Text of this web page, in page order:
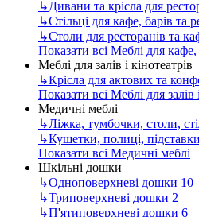
↳Дивани та крісла для
↳Стільці для кафе, барів та
↳Столи для ресторанів та
Показати всі Меблі для кафе,
Меблі для залів і кінотеатрів
↳Крісла для актових та
Показати всі Меблі для залів
Медичні меблі
↳Ліжка, тумбочки, столи,
↳Кушетки, полиці, підставки
Показати всі Медичні меблі
Шкільні дошки
↳Одноповерхневі дошки 10
↳Триповерхневі дошки 2
↳П'ятиповерхневі дошки 6